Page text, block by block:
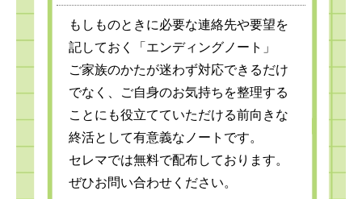
もしものときに必要な連絡先や要望を
記しておく「エンディングノート」
ご家族のかたが迷わず対応できるだけ
でなく、ご自身のお気持ちを整理する
ことにも役立てていただける前向きな
終活として有意義なノートです。
セレマでは無料で配布しております。
ぜひお問い合わせください。